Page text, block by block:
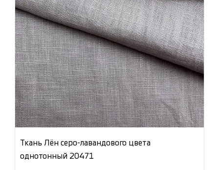
Ткань Лён серо-лавандового цвета
однотонный 20471